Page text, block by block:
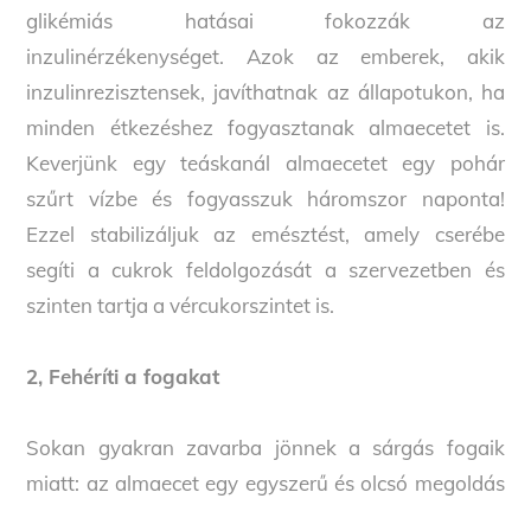
glikémiás hatásai fokozzák az
inzulinérzékenységet. Azok az emberek, akik
inzulinrezisztensek, javíthatnak az állapotukon, ha
minden étkezéshez fogyasztanak almaecetet is.
Keverjünk egy teáskanál almaecetet egy pohár
szűrt vízbe és fogyasszuk háromszor naponta!
Ezzel stabilizáljuk az emésztést, amely cserébe
segíti a cukrok feldolgozását a szervezetben és
szinten tartja a vércukorszintet is.
2, Fehéríti a fogakat
Sokan gyakran zavarba jönnek a sárgás fogaik
miatt: az almaecet egy egyszerű és olcsó megoldás